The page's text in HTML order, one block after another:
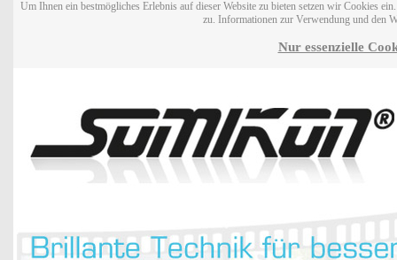
Um Ihnen ein bestmögliches Erlebnis auf dieser Website zu bieten setzen wir Cookies
zu. Informationen zur Verwendung und den
Nur essenzielle